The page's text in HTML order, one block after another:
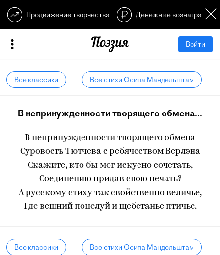
Продвижение творчества Денежные
Войти
Все классики Все стихи Осипа Мандельштам
В непринужденности творящего обмена...
В непринужденности творящего обмена
Суровость Тютчева с ребячеством Верлэна
Скажите, кто бы мог искусно сочетать,
Соединению придав свою печать?
А русскому стиху так свойственно величье,
Где вешний поцелуй и щебетанье птичье.
Все классики Все стихи Осипа Мандельштам